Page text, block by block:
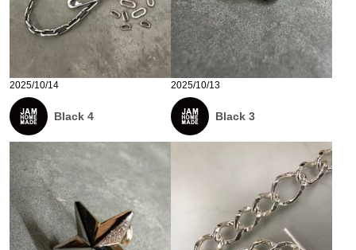
2025/10/14
Black 4
2025/10/13
Black 3